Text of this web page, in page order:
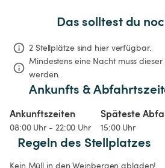
Das solltest du
2 Stellplätze sind hier verfügbar.
Mindestens eine Nacht muss
werden.
Ankunfts &
Ankunftszeiten
08:00 Uhr - 22:00 Uhr
Späteste
15:00 Uhr
Regeln des Stellplatzes
Kein Müll in den Weinbergen abladen!